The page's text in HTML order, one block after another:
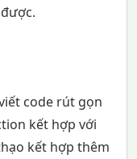
code rút gọn
kết hợp với
kết hợp thêm